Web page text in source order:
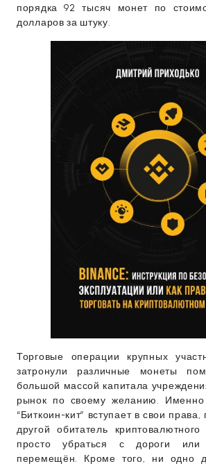
порядка 92 тысяч монет по
долларов за штуку.
Торговые операции крупных
затронули различные монеты
большой массой капитала
рынок по своему желанию.
“Биткоин-кит” вступает в свои
другой обитатель
просто убраться с дороги или
перемещён. Кроме того, ни одно